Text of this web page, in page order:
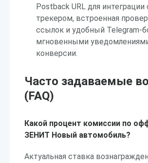
Postback URL для
трекером, встроенная
ссылок и удобный Telegram-
мгновенными
конверсии.
Часто задаваемые
(FAQ)
Какой процент комиссии по
ЗЕНИТ Новый автомобиль?
Актуальная ставка